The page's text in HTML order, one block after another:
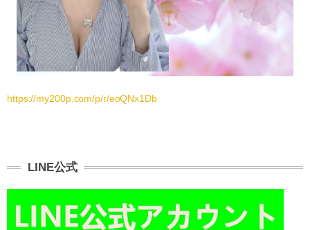
https://my200p.com/p/r/eoQNx1Db
LINE公式